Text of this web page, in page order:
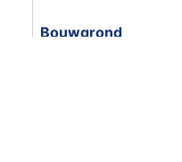
Bouwgrond